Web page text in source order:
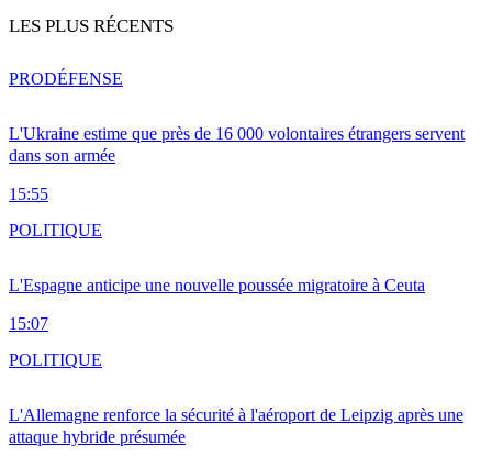
LES PLUS RÉCENTS
L'Ukraine estime que près de 16 000 volontaires étrangers servent
dans son armée
15:55
PRODÉFENSE
L'Espagne anticipe une nouvelle poussée migratoire à Ceuta
15:07
POLITIQUE
L'Allemagne renforce la sécurité à l'aéroport de Leipzig après une
attaque hybride présumée
POLITIQUE